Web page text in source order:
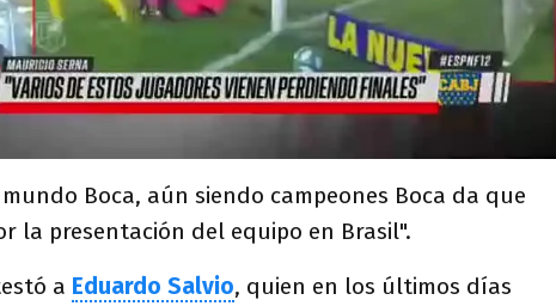
Boca, aún siendo campeones Boca da que
la presentación del equipo en Brasil".
a Eduardo Salvio, quien en los últimos días